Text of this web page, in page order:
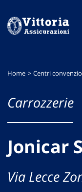
menu
contenuto
footer
Home Centri
Carrozzerie
Jonicar
Via Lecce